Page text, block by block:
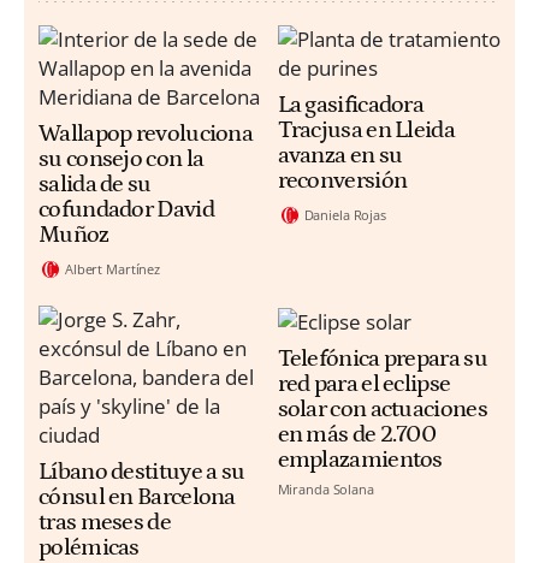
Wallapop revoluciona
su consejo con la
salida de su
cofundador David
Muñoz
Albert Martínez
La gasificadora
Tracjusa en Lleida
avanza en su
reconversión
Daniela Rojas
Líbano destituye a su
cónsul en Barcelona
tras meses de
polémicas
Telefónica prepara su
red para el eclipse
solar con actuaciones
en más de 2.700
emplazamientos
Miranda Solana